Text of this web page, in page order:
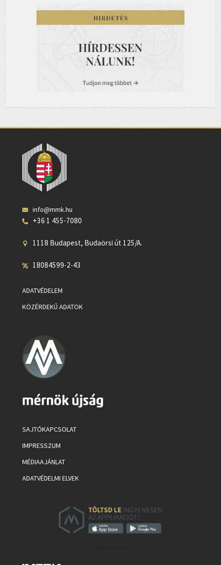
info@mmk.hu
+36 1 455-7080
1118 Budapest, Budaörsi út 125/A.
18084599-2-43
ADATVÉDELEM
KÖZÉRDEKŰ ADATOK
SAJTÓKAPCSOLAT
IMPRESSZUM
MÉDIAAJÁNLAT
ADATVÉDELMI ELVEK